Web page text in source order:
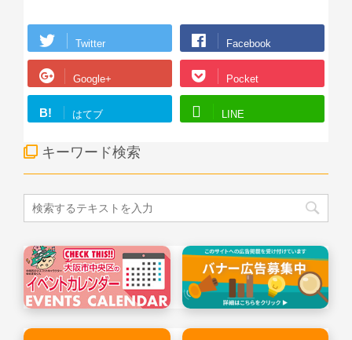
Twitter Facebook
Google+ Pocket
B! はてブ LINE
キーワード検索